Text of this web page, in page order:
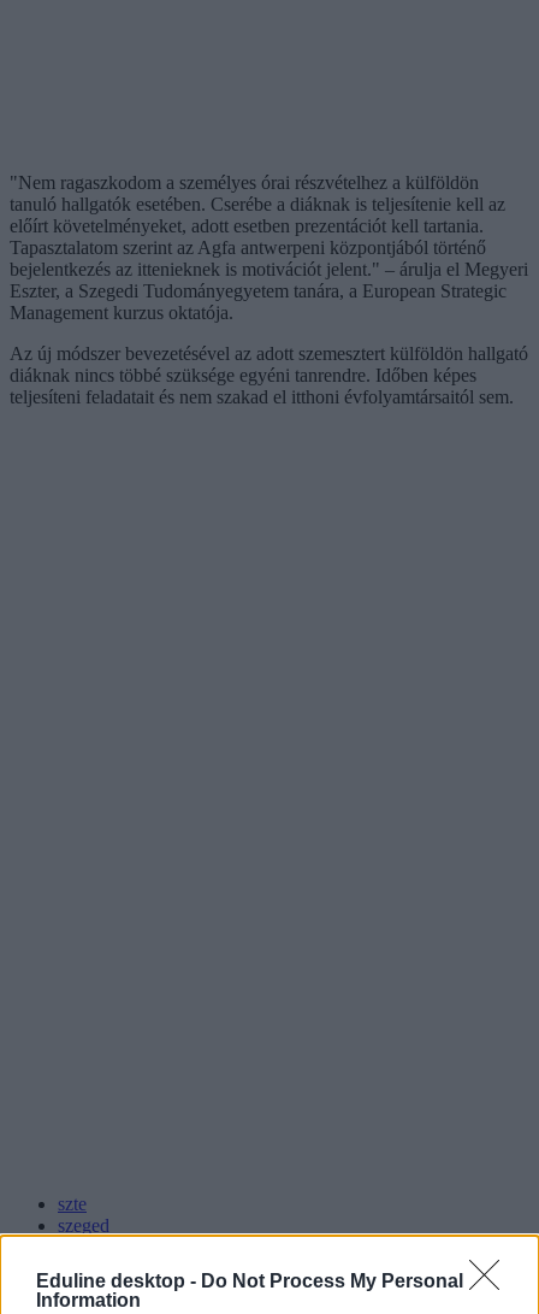
Eduline desktop - Do Not Process My Personal
Information
"Nem ragaszkodom a személyes órai részvételhez a külföldön
tanuló hallgatók esetében. Cserébe a diáknak is teljesítenie kell az
előírt követelményeket, adott esetben prezentációt kell tartania.
Tapasztalatom szerint az Agfa antwerpeni központjából történő
bejelentkezés az ittenieknek is motivációt jelent." – árulja el Megyeri
Eszter, a Szegedi Tudományegyetem tanára, a European Strategic
Management kurzus oktatója.
Az új módszer bevezetésével az adott szemesztert külföldön hallgató
diáknak nincs többé szüksége egyéni tanrendre. Időben képes
teljesíteni feladatait és nem szakad el itthoni évfolyamtársaitól sem.
szte
szeged
skype
tanrend